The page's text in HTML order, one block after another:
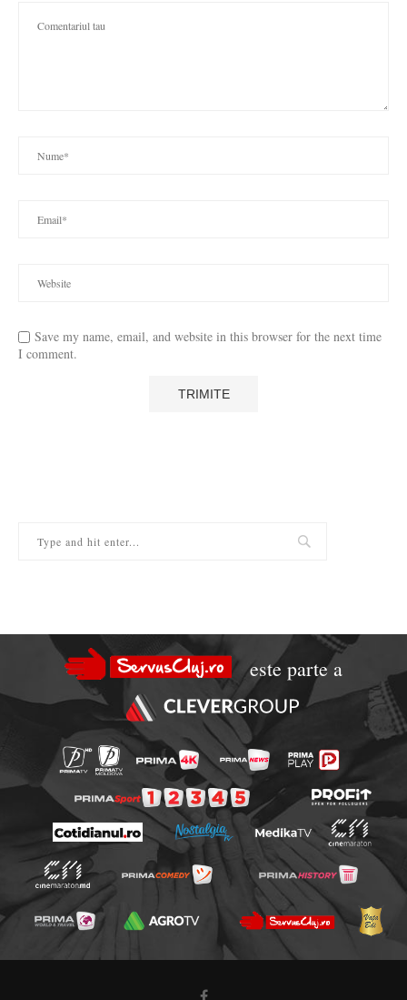
Save my name, email, and website in this browser for the next time
I comment.
este parte a